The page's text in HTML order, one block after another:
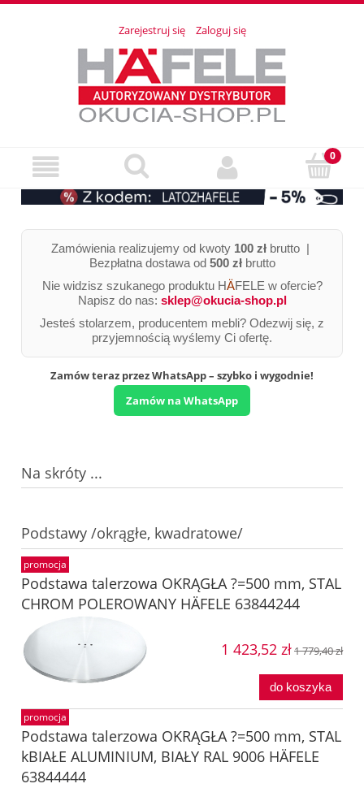
Zarejestruj się Zaloguj się
Zamówienia realizujemy od kwoty 100 zł brutto |
Bezpłatna dostawa od 500 złbrutto
Nie widzisz szukanego produktu HÄFELE w ofercie?
Napisz do nas: sklep@okucia-shop.pl
Jesteś stolarzem, producentem mebli? Odezwij się, z
przyjemnością wyślemy Ci ofertę.
Zamów teraz przez WhatsApp – szybko i wygodnie!
Zamów na WhatsApp
Na skróty ...
Podstawy /okrągłe, kwadratowe/
Podstawa talerzowa OKRĄGŁA ?=500 mm, STAL
CHROM POLEROWANY HÄFELE 63844244
1 423,52 zł1 779,40 zł
do koszyka
promocja
Podstawa talerzowa OKRĄGŁA ?=500 mm, STAL
kBIAŁE ALUMINIUM, BIAŁY RAL 9006 HÄFELE
63844444
promocja